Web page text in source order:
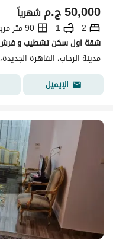
ج.م50,000 شهرياً
2
1
90 متر مربع
شقة اول سكن تشطيب و فرش
مدينة الرحاب، القاهرة
الإيميل